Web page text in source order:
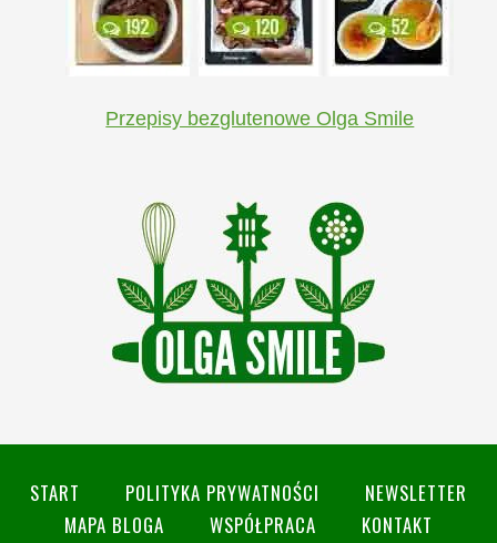
Przepisy bezglutenowe Olga Smile
START POLITYKA PRYWATNOŚCI
NEWSLETTER
MAPA BLOGA
WSPÓŁPRACA
KONTAKT